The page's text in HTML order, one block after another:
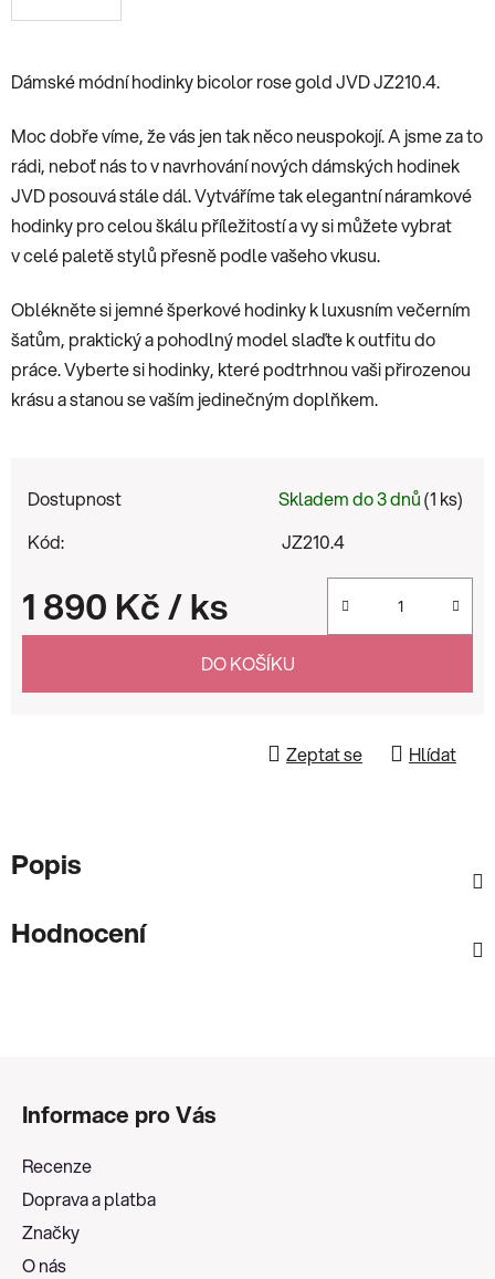
Dámské módní hodinky bicolor rose gold JVD JZ210.4.
Moc dobře víme, že vás jen tak něco neuspokojí. A jsme za to
rádi, neboť nás to v navrhování nových dámských hodinek
JVD posouvá stále dál. Vytváříme tak elegantní náramkové
hodinky pro celou škálu příležitostí a vy si můžete vybrat
v celé paletě stylů přesně podle vašeho vkusu.
Oblékněte si jemné šperkové hodinky k luxusním večerním
šatům, praktický a pohodlný model slaďte k outfitu do
práce. Vyberte si hodinky, které podtrhnou vaši přirozenou
krásu a stanou se vaším jedinečným doplňkem.
Dostupnost Skladem do 3 dnů(1 ks)
Kód:
JZ210.4
1 890 Kč/ ks
Měrná cena:
DO KOŠÍKU
Zeptat se Hlídat
Popis
Hodnocení
Informace pro Vás
Recenze
Doprava a platba
Značky
O nás